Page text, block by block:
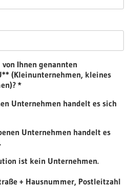
Ihnen genannten
(Kleinunternehmen, kleines
Unternehmen handelt es sich
Unternehmen handelt es
ist kein Unternehmen.
+ Hausnummer, Postleitzahl